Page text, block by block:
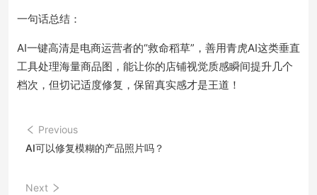
一句话总结：
AI一键高清是电商运营者的“救命稻草”，善用青虎AI这类垂直
工具处理海量商品图，能让你的店铺视觉质感瞬间提升几个
档次，但切记适度修复，保留真实感才是王道！
Previous
AI可以修复模糊的产品照片吗？
Next